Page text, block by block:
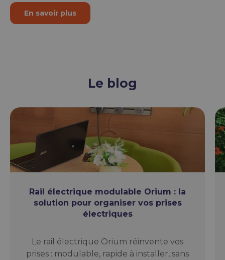
En savoir plus
Le blog
Rail électrique modulable Orium : la
solution pour organiser vos prises
électriques
Le rail électrique Orium réinvente vos
prises : modulable, rapide à installer, sans